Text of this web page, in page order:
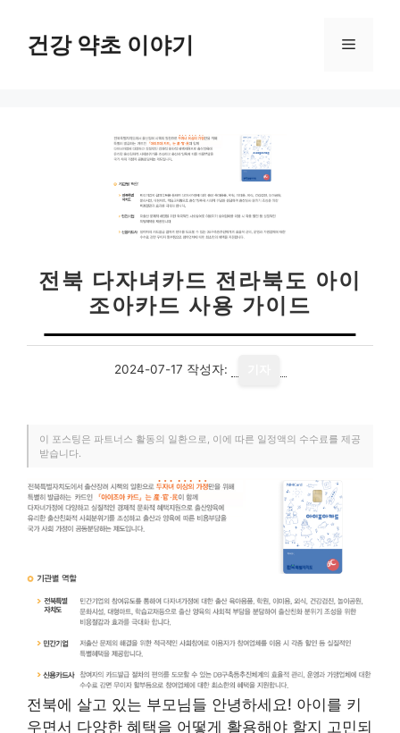
건강 약초 이야기 메
전북 다자녀카드 전라북도 아이
조아카드 사용 가이드
2024-07-17 작성자:
이 포스팅은 파트너스 활동의 일환으로, 이에 따른 일정액의 수수료를 제공
받습니다.
전북에 살고 있는 부모님들 안녕하세요! 아이를 키
우면서 다양한 혜택을 어떻게 활용해야 할지 고민되